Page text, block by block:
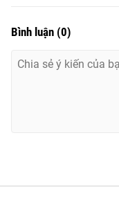
Tổng Biên tập:
Nguyễn Trọng Ninh
Bình luận (0)